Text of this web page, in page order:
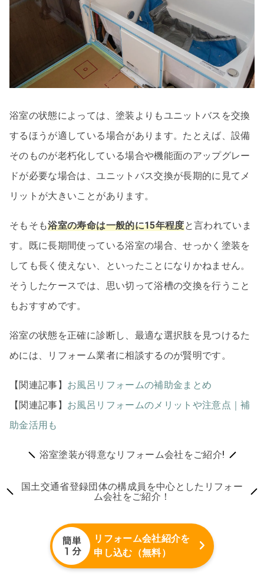
浴室の状態によっては、塗装よりもユニットバスを交換
するほうが適している場合があります。たとえば、設備
そのものが老朽化している場合や機能面のアップグレー
ドが必要な場合は、ユニットバス交換が長期的に見てメ
リットが大きいことがあります。
そもそも浴室の寿命は一般的に15年程度と言われていま
す。既に長期間使っている浴室の場合、せっかく塗装を
しても長く使えない、といったことになりかねません。
そうしたケースでは、思い切って浴槽の交換を行うこと
もおすすめです。
浴室の状態を正確に診断し、最適な選択肢を見つけるた
めには、リフォーム業者に相談するのが賢明です。
【関連記事】 お風呂リフォームの補助金まとめ
【関連記事】 お風呂リフォームのメリットや注意点｜補
助金活用も
浴室塗装が得意なリフォーム会社をご紹介!
国土交通省登録団体の構成員を中心としたリフォー
ム会社をご紹介！
リフォーム会社紹介を
申し込む（無料）